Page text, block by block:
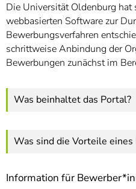
Die Universität Oldenburg hat
webbasierten Software zur
Bewerbungsverfahren
schrittweise Anbindung der
Bewerbungen zunächst im
Was beinhaltet das Portal?
Was sind die Vorteile
Information für